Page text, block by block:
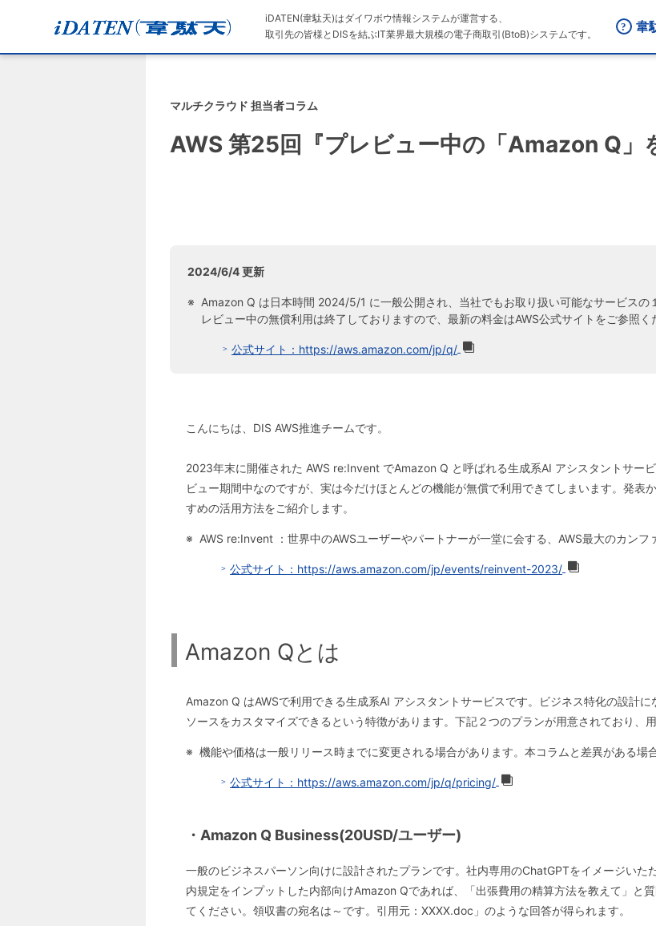
iDATEN(韋駄天)はダイワボウ情報システムが運営する、
取引先の皆様とDISを結ぶIT業界最大規模の電子商取引(BtoB)システムです。
韋
マルチクラウド 担当者コラム
AWS 第25回『プレビュー中の「Amazon Q」
2024/6/4 更新
Amazon Q は日本時間 2024/5/1 に一般公開され、当社でもお取り扱い可能なサービスの
レビュー中の無償利用は終了しておりますので、最新の料金はAWS公式サイトをご参照く
公式サイト：https://aws.amazon.com/jp/q/
こんにちは、DIS AWS推進チームです。
2023年末に開催された AWS re:Invent でAmazon Q と呼ばれる生成系AI アシスタントサー
ビュー期間中なのですが、実は今だけほとんどの機能が無償で利用できてしまいます。発表
すめの活用方法をご紹介します。
AWS re:Invent ：世界中のAWSユーザーやパートナーが一堂に会する、AWS最大のカンフ
公式サイト：https://aws.amazon.com/jp/events/reinvent-2023/
Amazon Qとは
Amazon Q はAWSで利用できる生成系AI アシスタントサービスです。ビジネス特化の設計
ソースをカスタマイズできるという特徴があります。下記２つのプランが用意されており、
機能や価格は一般リリース時までに変更される場合があります。本コラムと差異がある場
公式サイト：https://aws.amazon.com/jp/q/pricing/
・Amazon Q Business(20USD/ユーザー)
一般のビジネスパーソン向けに設計されたプランです。社内専用のChatGPTをイメージいた
内規定をインプットした内部向けAmazon Qであれば、「出張費用の精算方法を教えて」と
てください。領収書の宛名は～です。引用元：XXXX.doc」のような回答が得られます。